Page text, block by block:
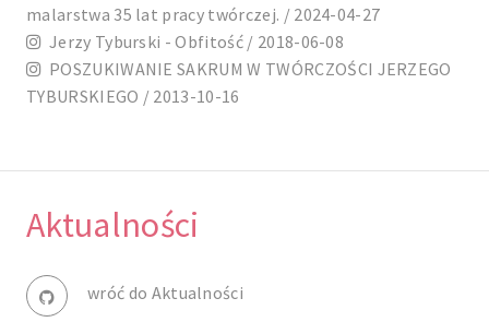
malarstwa 35 lat pracy twórczej. / 2024-04-27
Jerzy Tyburski - Obfitość / 2018-06-08
POSZUKIWANIE SAKRUM W TWÓRCZOŚCI JERZEGO
TYBURSKIEGO / 2013-10-16
Aktualności
wróć do Aktualności